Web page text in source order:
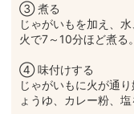
③ 煮る
じゃがいもを加え、
火で7～10分ほど煮る。
④ 味付けする
じゃがいもに火が通
ょうゆ、カレー粉、塩